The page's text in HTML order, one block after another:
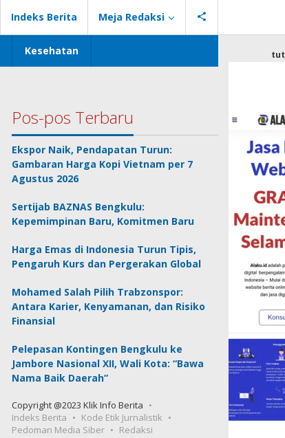
Indeks Berita Meja Redaksi
Kesehatan
Pos-pos Terbaru
Ekspor Naik, Pendapatan Turun:
Gambaran Harga Kopi Vietnam per 7
Agustus 2026
Sertijab BAZNAS Bengkulu:
Kepemimpinan Baru, Komitmen Baru
Harga Emas di Indonesia Turun Tipis,
Pengaruh Kurs dan Pergerakan Global
Mohamed Salah Pilih Trabzonspor:
Antara Karier, Kenyamanan, dan Risiko
Finansial
Pelepasan Kontingen Bengkulu ke
Jambore Nasional XII, Wali Kota: “Bawa
Nama Baik Daerah”
Copyright @2023 Klik Info Berita
Indeks Berita
Kode Etik Jurnalistik
Pedoman Media Siber
Redaksi